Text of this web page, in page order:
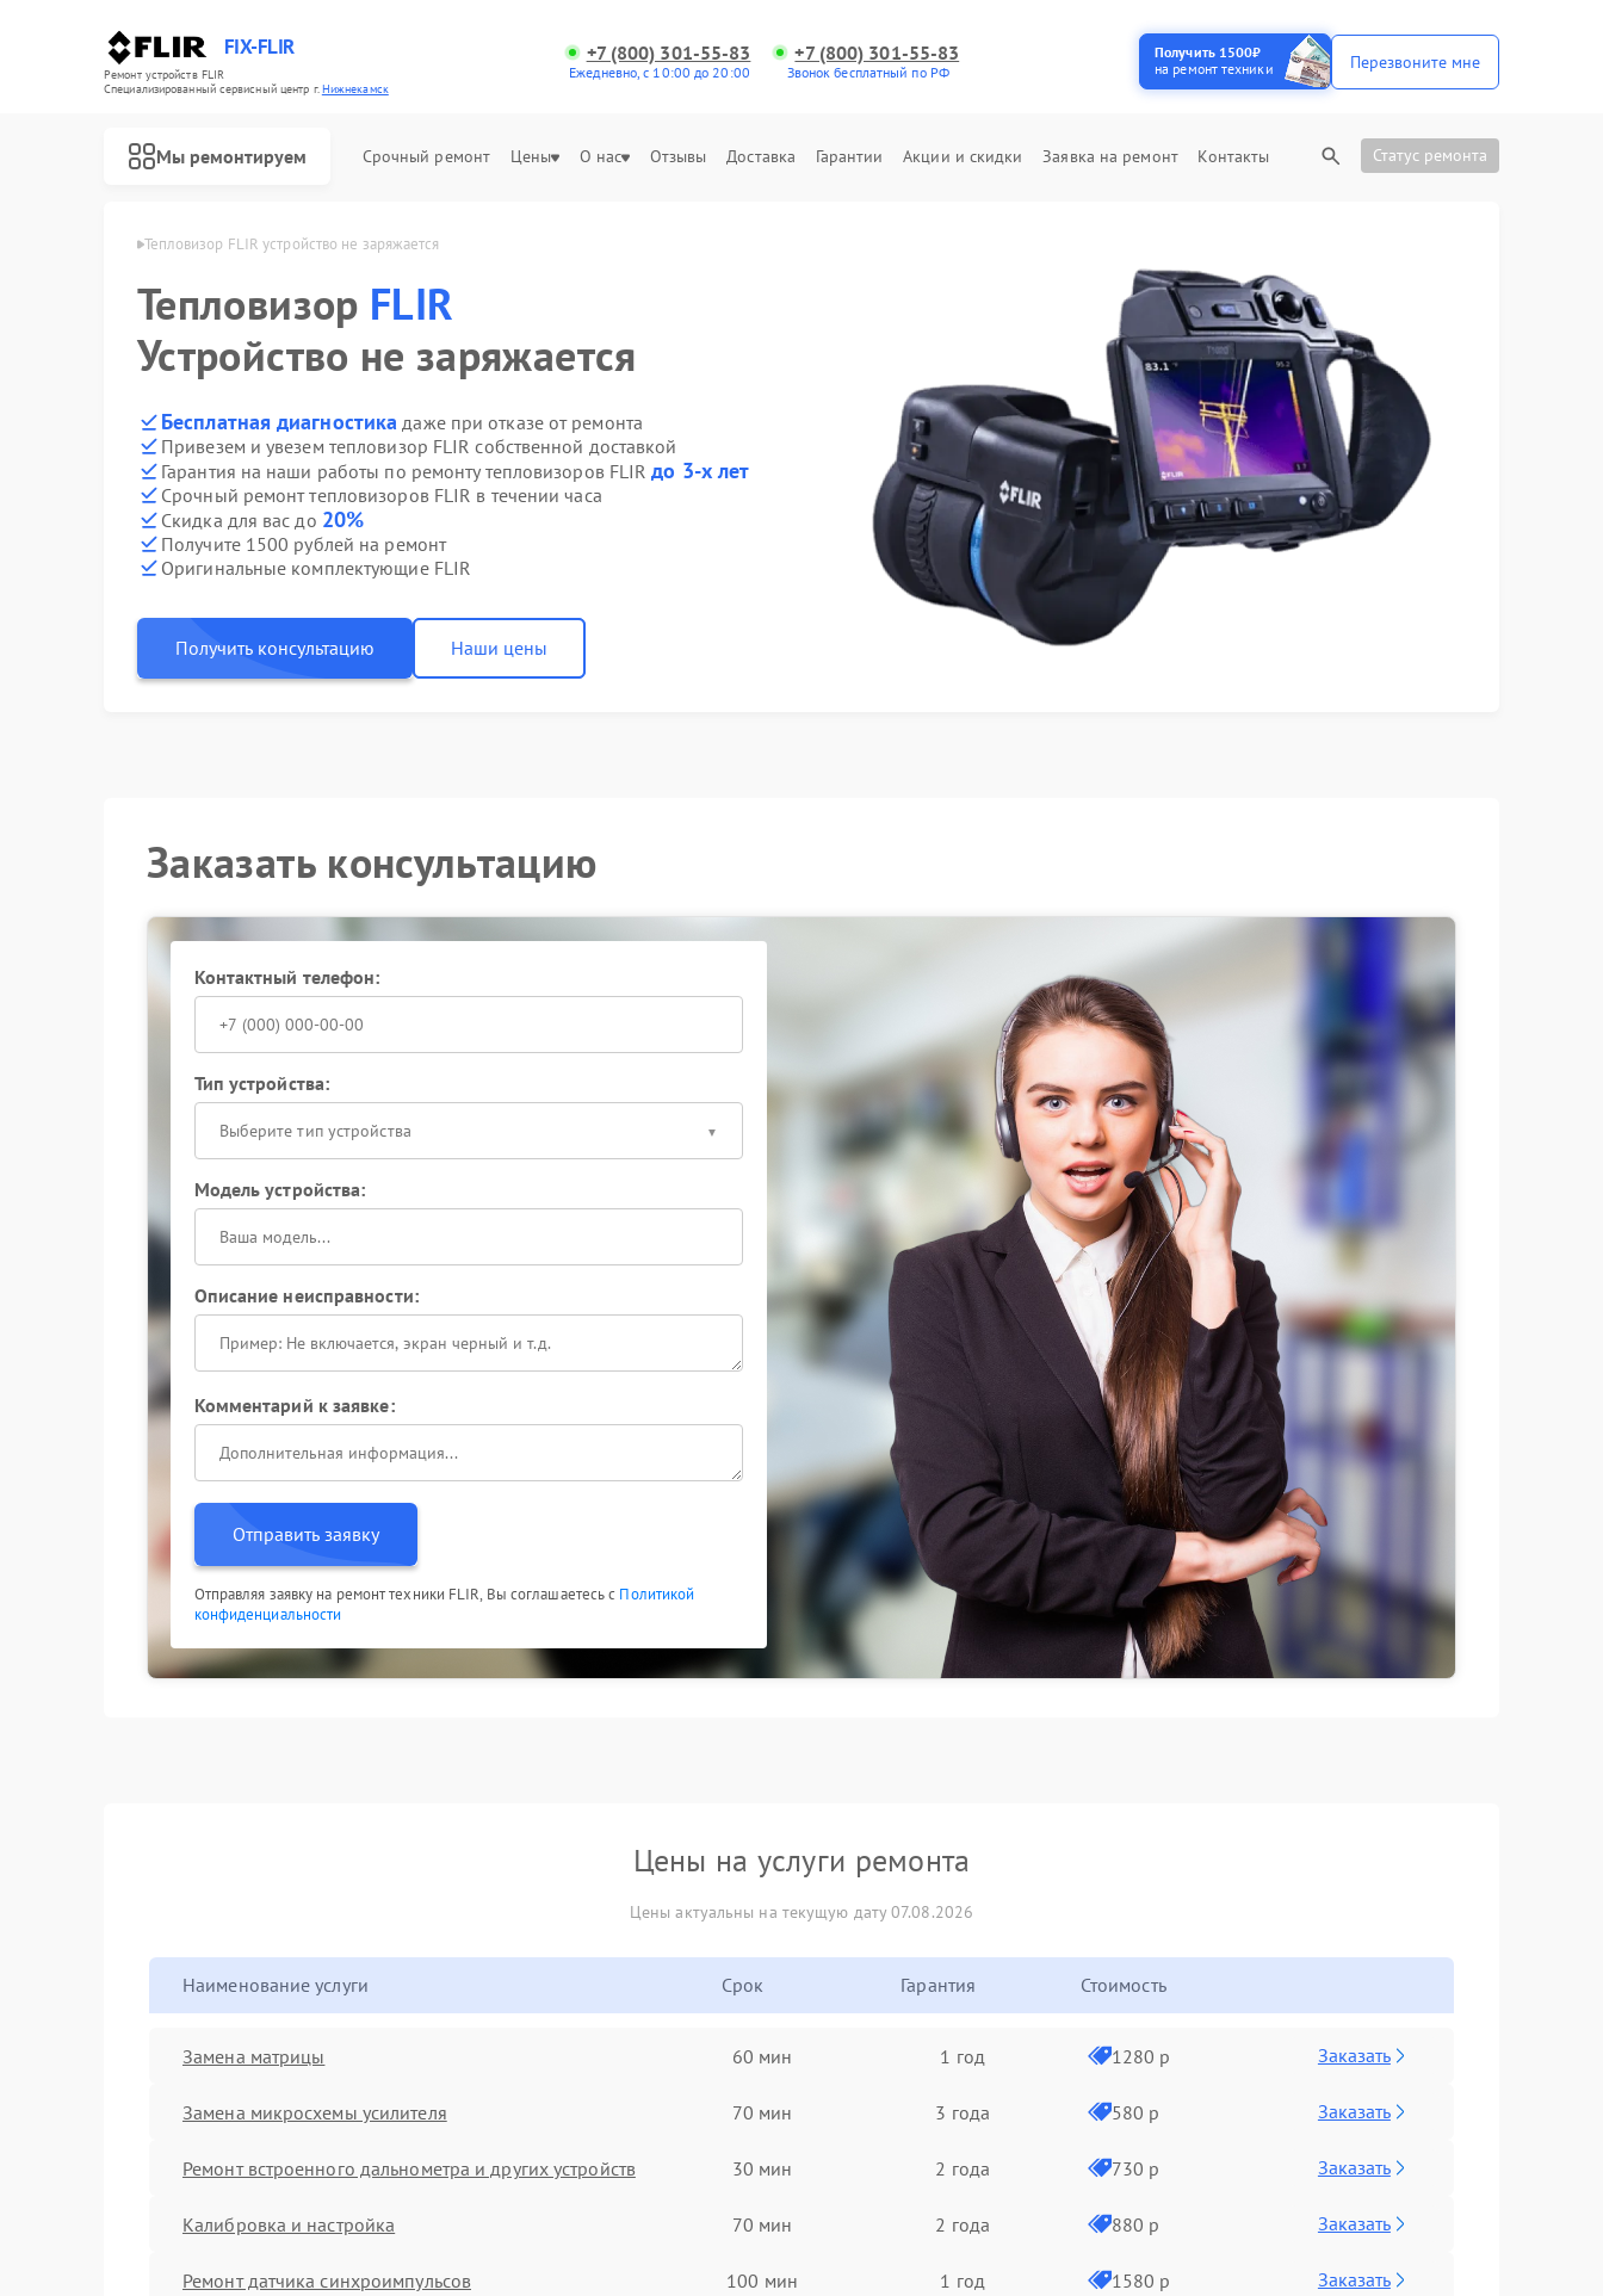
FIX-FLIR
Ремонт устройств FLIR
Специализированный cервисный центр г.Нижнекамск
+7 (800) 301-55-83
Ежедневно, с 10:00 до 20:00
+7 (800) 301-55-83
Звонок бесплатный по РФ
Получить 1500₽
на ремонт техники
Перезвоните мне
Мы ремонтируем Срочный ремонт Цены О нас Отзывы Доставка Гарантии Акции и скидки Заявка на ремонт Контакты Статус ремонта
Тепловизор FLIR устройство не заряжается
Тепловизор FLIR
Устройство не заряжается
Бесплатная диагностика даже при отказе от ремонта
Привезем и увезем тепловизор FLIR собственной доставкой
Гарантия на наши работы по ремонту тепловизоров FLIRдо 3-х лет
Срочный ремонт тепловизоров FLIR в течении часа
Скидка для вас до 20%
Получите 1500 рублей на ремонт
Оригинальные комплектующие FLIR
Получить консультацию Наши цены
Заказать консультацию
Контактный телефон:
Тип устройства:
Выберите тип устройства
Модель устройства:
Описание неисправности:
Комментарий к заявке:
Отправить заявку
Отправляя заявку на ремонт техники FLIR, Вы соглашаетесь с Политикой
конфиденциальности
Цены на услуги ремонта
Цены актуальны на текущую дату 07.08.2026
Наименование услуги Срок Гарантия Стоимость
Замена матрицы 60 мин 1 год 1280 р Заказать
Замена микросхемы усилителя 70 мин 3 года 580 р Заказать
Ремонт встроенного дальнометра и других устройств 30 мин 2 года 730 р Заказать
Калибровка и настройка 70 мин 2 года 880 р Заказать
Ремонт датчика синхроимпульсов 100 мин 1 год 1580 р Заказать